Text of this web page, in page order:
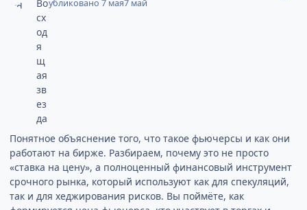
Опубликовано7 мая7 май
Понятное объяснение того, что такое фьючерсы и как они
работают на бирже. Разбираем, почему это не просто
«ставка на цену», а полноценный финансовый инструмент
срочного рынка, который используют как для спекуляций,
так и для хеджирования рисков. Вы поймёте, как